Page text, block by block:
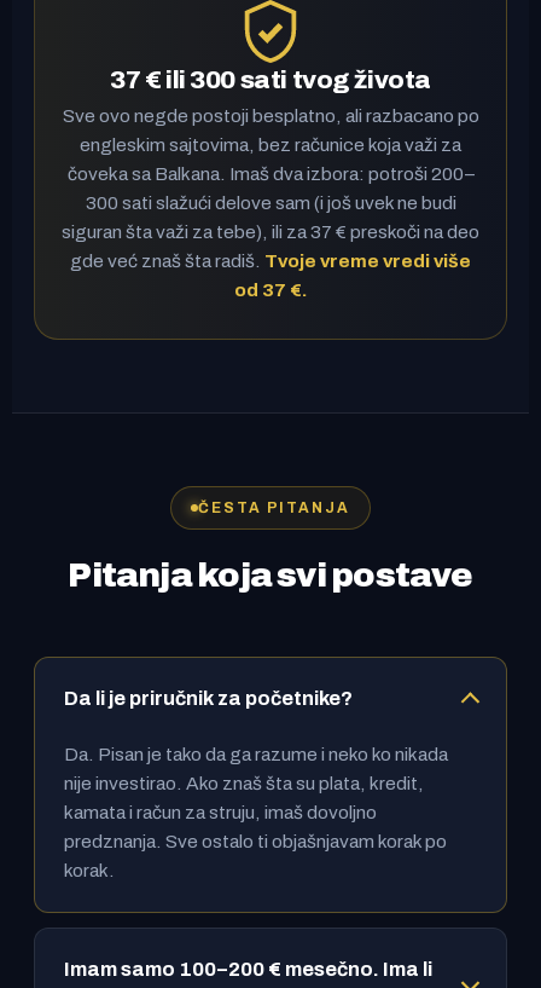
37 € ili 300 sati tvog života
Sve ovo negde postoji besplatno, ali razbacano po
engleskim sajtovima, bez računice koja važi za
čoveka sa Balkana. Imaš dva izbora: potroši 200–
300 sati slažući delove sam (i još uvek ne budi
siguran šta važi za tebe), ili za 37 € preskoči na deo
gde već znaš šta radiš. Tvoje vreme vredi više
od 37 €.
ČESTA PITANJA
Pitanja koja svi postave
Da li je priručnik za početnike?
Da. Pisan je tako da ga razume i neko ko nikada
nije investirao. Ako znaš šta su plata, kredit,
kamata i račun za struju, imaš dovoljno
predznanja. Sve ostalo ti objašnjavam korak po
korak.
Imam samo 100–200 € mesečno. Ima li